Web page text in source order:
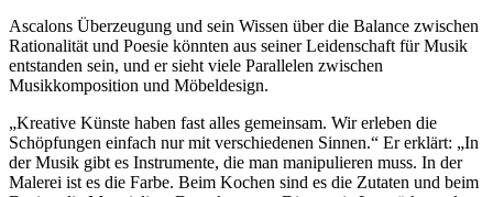
Ascalons Überzeugung und sein Wissen über die Balance zwischen
Rationalität und Poesie könnten aus seiner Leidenschaft für Musik
entstanden sein, und er sieht viele Parallelen zwischen
Musikkomposition und Möbeldesign.
„Kreative Künste haben fast alles gemeinsam. Wir erleben die
Schöpfungen einfach nur mit verschiedenen Sinnen.“ Er erklärt: „In
der Musik gibt es Instrumente, die man manipulieren muss. In der
Malerei ist es die Farbe. Beim Kochen sind es die Zutaten und beim